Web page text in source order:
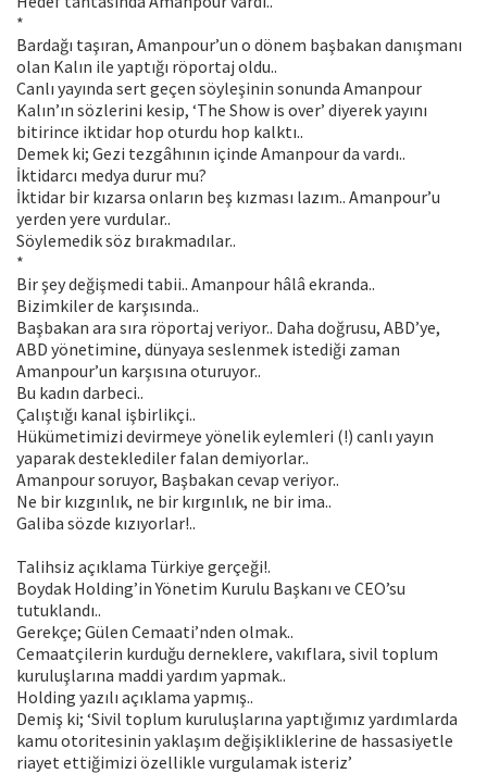
*
Bardağı taşıran, Amanpour’un o dönem başbakan danışmanı
olan Kalın ile yaptığı röportaj oldu..
Canlı yayında sert geçen söyleşinin sonunda Amanpour
Kalın’ın sözlerini kesip, ‘The Show is over’ diyerek yayını
bitirince iktidar hop oturdu hop kalktı..
Demek ki; Gezi tezgâhının içinde Amanpour da vardı..
İktidarcı medya durur mu?
İktidar bir kızarsa onların beş kızması lazım.. Amanpour’u
yerden yere vurdular..
Söylemedik söz bırakmadılar..
*
Bir şey değişmedi tabii.. Amanpour hâlâ ekranda..
Bizimkiler de karşısında..
Başbakan ara sıra röportaj veriyor.. Daha doğrusu, ABD’ye,
ABD yönetimine, dünyaya seslenmek istediği zaman
Amanpour’un karşısına oturuyor..
Bu kadın darbeci..
Çalıştığı kanal işbirlikçi..
Hükümetimizi devirmeye yönelik eylemleri (!) canlı yayın
yaparak desteklediler falan demiyorlar..
Amanpour soruyor, Başbakan cevap veriyor..
Ne bir kızgınlık, ne bir kırgınlık, ne bir ima..
Galiba sözde kızıyorlar!..
Talihsiz açıklama Türkiye gerçeği!.
Boydak Holding’in Yönetim Kurulu Başkanı ve CEO’su
tutuklandı..
Gerekçe; Gülen Cemaati’nden olmak..
Cemaatçilerin kurduğu derneklere, vakıflara, sivil toplum
kuruluşlarına maddi yardım yapmak..
Holding yazılı açıklama yapmış..
Demiş ki; ‘Sivil toplum kuruluşlarına yaptığımız yardımlarda
kamu otoritesinin yaklaşım değişikliklerine de hassasiyetle
riayet ettiğimizi özellikle vurgulamak isteriz’